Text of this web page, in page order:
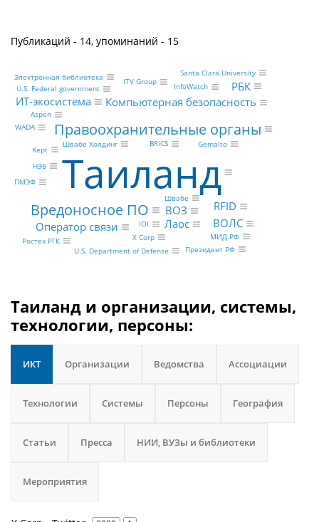
Публикаций - 14, упоминаний - 15
Таиланд
Правоохранительные органы
Вредоносное ПО
ВОЗ
Лаос
Компьютерная безопасность
ИТ-экосистема
ВОЛС
RFID
Оператор связи
РБК
X Corp
Ростех РГК
InfoWatch
ITV Group
Швабе Холдинг
Aspen
Gemalto
Kept
Швабе
U.S. Federal government
U.S. Department of Defense Президент РФ
МИД РФ
BRICS
WADA
Электронная библиотека Santa Clara University
НЭБ
ПМЭФ
IOI
Таиланд и организации, системы,
технологии, персоны:
ИКТ Организации Ведомства Ассоциации
Технологии Системы Персоны География
Статьи Пресса НИИ, ВУЗы и библиотеки
Мероприятия